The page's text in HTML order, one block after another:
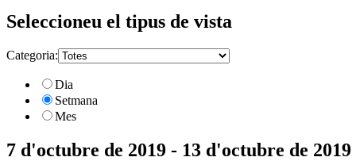
Seleccioneu el tipus de vista
Categoria:
Dia
Setmana
Mes
7 d'octubre de 2019 - 13 d'octubre de 2019